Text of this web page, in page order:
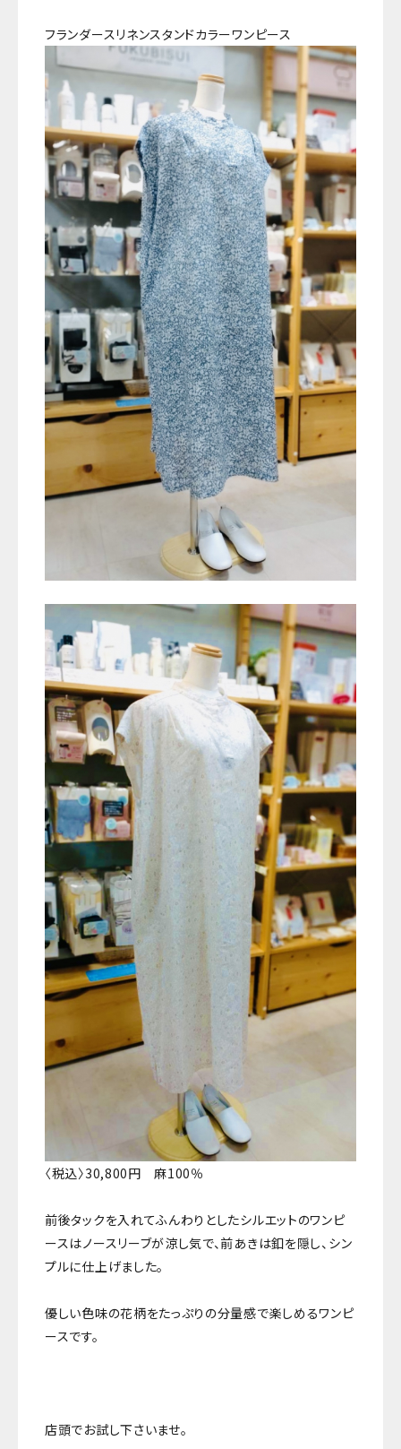
フランダースリネンスタンドカラーワンピース
〈税込〉30,800円 麻100％
前後タックを入れてふんわりとしたシルエットのワンピ
ースはノースリーブが涼し気で、前あきは釦を隠し、シン
プルに仕上げました。
優しい色味の花柄をたっぷりの分量感で楽しめるワンピ
ースです。
店頭でお試し下さいませ。